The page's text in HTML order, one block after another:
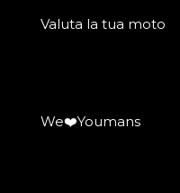
Valuta la tua moto
We❤️Youmans